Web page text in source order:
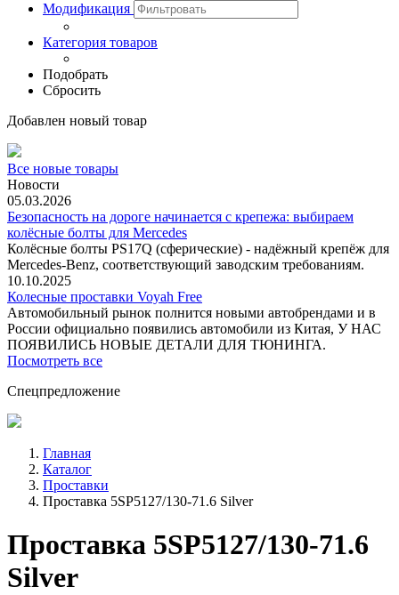
Модификация
Категория товаров
Подобрать
Сбросить
Добавлен новый товар
Все новые товары
Новости
05.03.2026
Безопасность на дороге начинается с крепежа: выбираем
колёсные болты для Mercedes
Колёсные болты PS17Q (сферические) - надёжный крепёж для
Mercedes‑Benz, соответствующий заводским требованиям.
10.10.2025
Колесные проставки Voyah Free
Автомобильный рынок полнится новыми автобрендами и в
России официально появились автомобили из Китая, У НАС
ПОЯВИЛИСЬ НОВЫЕ ДЕТАЛИ ДЛЯ ТЮНИНГА.
Посмотреть все
Спецпредложение
Главная
Каталог
Проставки
Проставка 5SP5127/130-71.6 Silver
Проставка 5SP5127/130-71.6
Silver